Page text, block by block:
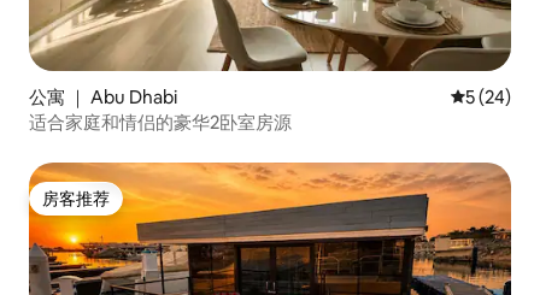
公寓 ｜ Abu Dhabi 平均评分
5 (24)
适合家庭和情侣的豪华2卧室房源
房客推荐
房客推荐